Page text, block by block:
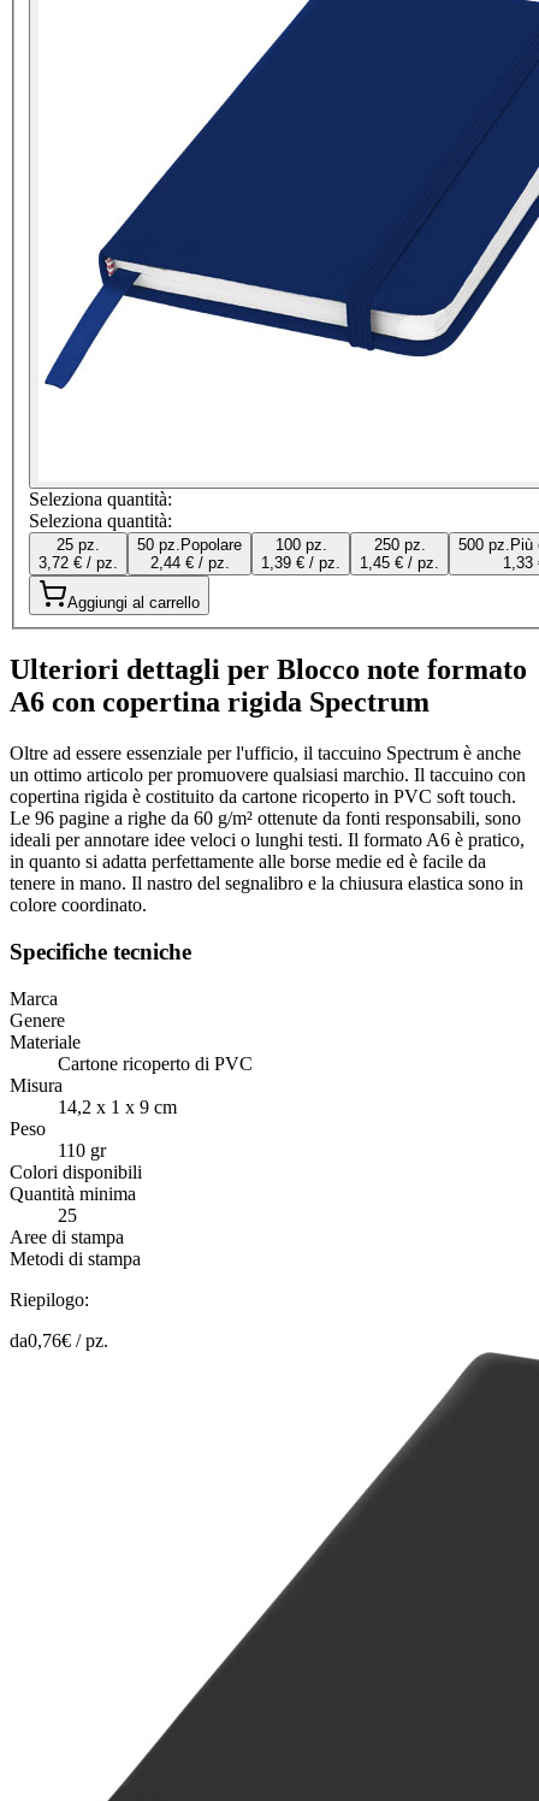
Seleziona quantità:
Seleziona quantità:
25 pz.
3,72 € / pz.
50 pz. Popolare
2,44 € / pz.
100 pz.
1,39 € / pz.
250 pz.
1,45 € / pz.
500 pz. Più
1,33
Aggiungi al carrello
Ulteriori dettagli per Blocco note formato
A6 con copertina rigida Spectrum
Oltre ad essere essenziale per l'ufficio, il taccuino Spectrum è anche
un ottimo articolo per promuovere qualsiasi marchio. Il taccuino con
copertina rigida è costituito da cartone ricoperto in PVC soft touch.
Le 96 pagine a righe da 60 g/m² ottenute da fonti responsabili, sono
ideali per annotare idee veloci o lunghi testi. Il formato A6 è pratico,
in quanto si adatta perfettamente alle borse medie ed è facile da
tenere in mano. Il nastro del segnalibro e la chiusura elastica sono in
colore coordinato.
Specifiche tecniche
Marca
Genere
Materiale
Cartone ricoperto di PVC
Misura
14,2 x 1 x 9 cm
Peso
110 gr
Colori disponibili
Quantità minima
25
Aree di stampa
Metodi di stampa
Riepilogo:
da0,76€ /pz.